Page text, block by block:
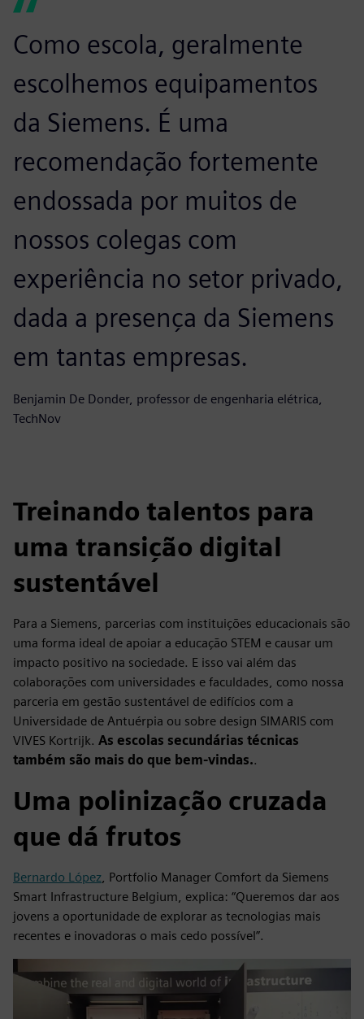
Como escola, geralmente
escolhemos equipamentos
da Siemens. É uma
recomendação fortemente
endossada por muitos de
nossos colegas com
experiência no setor privado,
dada a presença da Siemens
em tantas empresas.
Benjamin De Donder, professor de engenharia elétrica,
TechNov
Treinando talentos para
uma transição digital
sustentável
Para a Siemens, parcerias com instituições educacionais são
uma forma ideal de apoiar a educação STEM e causar um
impacto positivo na sociedade. E isso vai além das
colaborações com universidades e faculdades, como nossa
parceria em gestão sustentável de edifícios com a
Universidade de Antuérpia ou sobre design SIMARIS com
VIVES Kortrijk. As escolas secundárias técnicas
também são mais do que bem-vindas..
Uma polinização cruzada
que dá frutos
Bernardo López, Portfolio Manager Comfort da Siemens
Smart Infrastructure Belgium, explica: “Queremos dar aos
jovens a oportunidade de explorar as tecnologias mais
recentes e inovadoras o mais cedo possível”.